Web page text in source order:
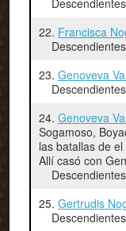
22. Francisca
23. Genoveva
24. Genoveva
Sogamoso,
las batallas de
Allí casó con
25. Gertrudis